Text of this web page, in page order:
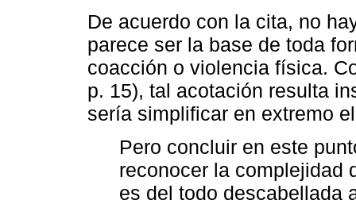
De acuerdo con la cita, no
parece ser la base de toda
coacción o violencia física.
p. 15), tal acotación resulta
sería simplificar en extremo
Pero concluir en este
reconocer la complejidad
es del todo descabellada